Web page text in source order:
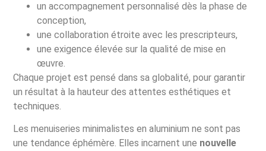
un accompagnement personnalisé dès la phase de
conception,
une collaboration étroite avec les prescripteurs,
une exigence élevée sur la qualité de mise en
œuvre.
Chaque projet est pensé dans sa globalité, pour garantir
un résultat à la hauteur des attentes esthétiques et
techniques.
Les menuiseries minimalistes en aluminium ne sont pas
une tendance éphémère. Elles incarnent une nouvelle